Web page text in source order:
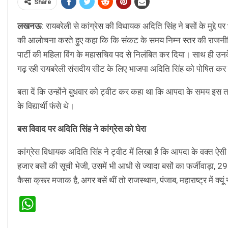
Share
लखनऊ: रायबरेली से कांग्रेस की विधायक अदिति सिंह ने बसों के मुद्दे पर
की आलोचना करते हुए कहा कि कि संकट के समय निम्न स्तर की
पार्टी की महिला विंग के महासचिव पद से निलंबित कर दिया। साथ
गढ़ रही रायबरेली संसदीय सीट के लिए भाजपा अदिति सिंह को पोषित कर
बता दें कि उन्होंने बुधवार को ट्वीट कर कहा था कि आपदा के समय इस
के विद्यार्थी फंसे थे।
बस विवाद पर अदिति सिंह ने कांग्रेस को घेरा
कांग्रेस विधायक अदिति सिंह ने ट्वीट में लिखा है कि आपदा के वक्त
हजार बसों की सूची भेजी, उसमें भी आधी से ज्यादा बसों का फर्जीवाड़ा,
कैसा क्रूर मजाक है, अगर बसें थीं तो राजस्थान, पंजाब, महाराष्ट्र में क्यूं